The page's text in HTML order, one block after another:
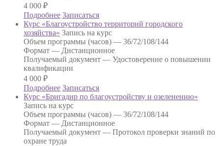
4 000 ₽
Подробнее Записаться
Курс «Благоустройство территорий городского
хозяйства» Запись на курс
Объем программы (часов) — 36/72/108/144
Формат — Дистанционное
Получаемый документ — Удостоверение о повышении
квалификации
4 000 ₽
Подробнее Записаться
Курс «Бригадир по благоустройству и озеленению»
Запись на курс
Объем программы (часов) — 36/72/108/144
Формат — Дистанционное
Получаемый документ — Протокол проверки знаний по
охране труда